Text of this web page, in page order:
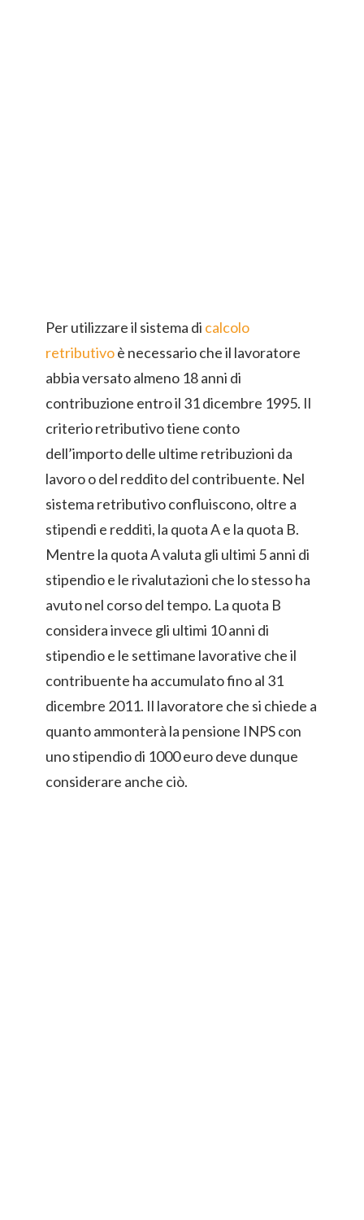
Per utilizzare il sistema di calcolo
retributivoè necessario che il lavoratore
abbia versato almeno 18 anni di
contribuzione entro il 31 dicembre 1995. Il
criterio retributivo tiene conto
dell’importo delle ultime retribuzioni da
lavoro o del reddito del contribuente. Nel
sistema retributivo confluiscono, oltre a
stipendi e redditi, la quota A e la quota B.
Mentre la quota A valuta gli ultimi 5 anni di
stipendio e le rivalutazioni che lo stesso ha
avuto nel corso del tempo. La quota B
considera invece gli ultimi 10 anni di
stipendio e le settimane lavorative che il
contribuente ha accumulato fino al 31
dicembre 2011. Il lavoratore che si chiede a
quanto ammonterà la pensione INPS con
uno stipendio di 1000 euro deve dunque
considerare anche ciò.